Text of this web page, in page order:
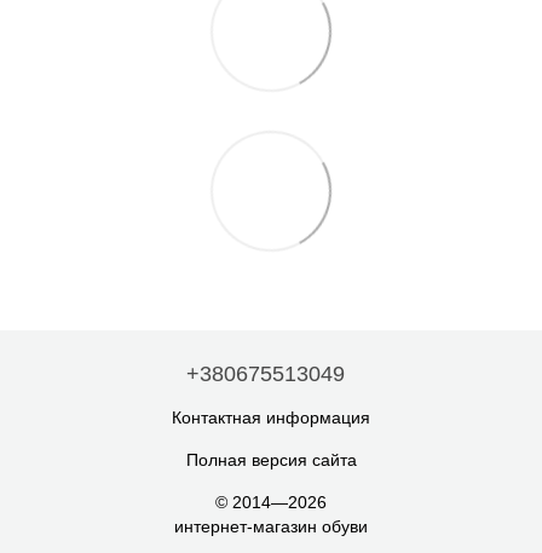
+380675513049
Контактная информация
Полная версия сайта
© 2014—2026
интернет-магазин обуви